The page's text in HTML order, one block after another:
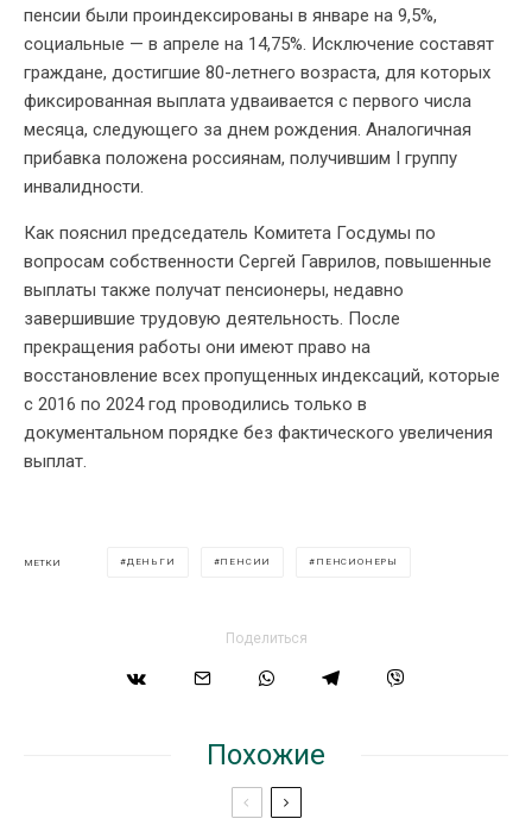
пенсии были проиндексированы в январе на 9,5%,
социальные — в апреле на 14,75%. Исключение составят
граждане, достигшие 80-летнего возраста, для которых
фиксированная выплата удваивается с первого числа
месяца, следующего за днем рождения. Аналогичная
прибавка положена россиянам, получившим I группу
инвалидности.
Как пояснил председатель Комитета Госдумы по
вопросам собственности Сергей Гаврилов, повышенные
выплаты также получат пенсионеры, недавно
завершившие трудовую деятельность. После
прекращения работы они имеют право на
восстановление всех пропущенных индексаций, которые
с 2016 по 2024 год проводились только в
документальном порядке без фактического увеличения
выплат.
МЕТКИ ДЕНЬГИ ПЕНСИИ ПЕНСИОНЕРЫ
Поделиться
Похожие